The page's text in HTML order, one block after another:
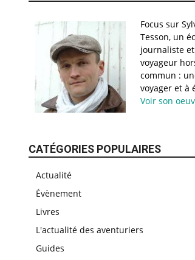
Focus sur
Tesson, un
journaliste
voyageur
commun :
voyager et à
Voir son
CATÉGORIES POPULAIRES
Actualité
Évènement
Livres
L'actualité des aventuriers
Guides